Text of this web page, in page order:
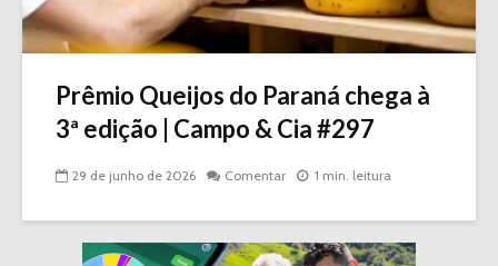
Prêmio Queijos do Paraná chega à
3ª edição | Campo & Cia #297
29 de junho de 2026 Comentar 1 min. leitura